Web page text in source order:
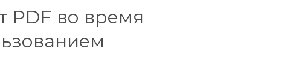
PDF во время